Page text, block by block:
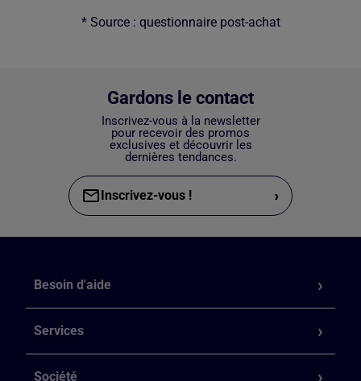
* Source : questionnaire post-achat
Gardons le contact
Inscrivez-vous à la newsletter
pour recevoir des promos
exclusives et découvrir les
dernières tendances.
Inscrivez-vous ! ›
Besoin d'aide
Services
Société